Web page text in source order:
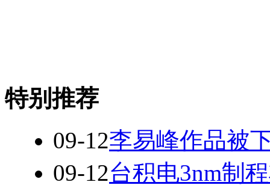
特别推荐
09-12李易峰作品被
09-12台积电3nm制